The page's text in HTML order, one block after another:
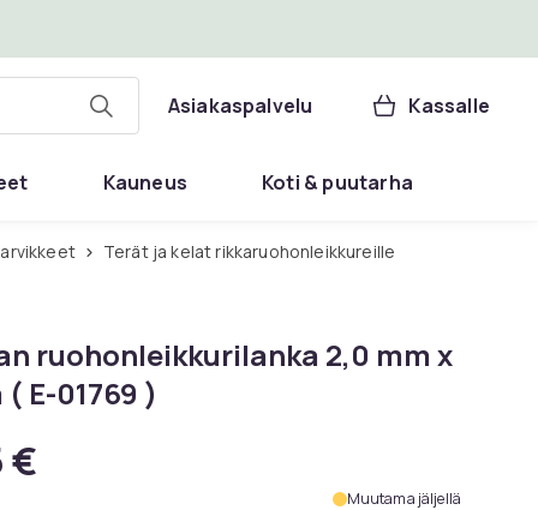
Asiakaspalvelu Kassalle
Kauneus Koti & puutarha
Terät ja kelat rikkaruohonleikkureille
ruohonleikkurilanka 2,0 mm x
( E-01769 )
€
Muutama jäljellä